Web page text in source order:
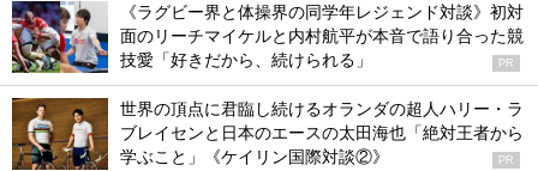
《ラグビー界と体操界の同学年レジェンド対談》初対
面のリーチマイケルと内村航平が本音で語り合った競
技愛「好きだから、続けられる」
PR
世界の頂点に君臨し続けるオランダの超人ハリー・ラ
ブレイセンと日本のエースの太田海也「絶対王者から
学ぶこと」《ケイリン国際対談②》
PR